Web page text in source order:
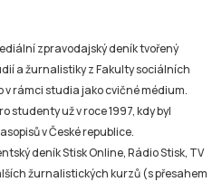
zpravodajský deník tvořený
a žurnalistiky z Fakulty sociálních
rámci studia jako cvičné médium.
studenty už v roce 1997, kdy byl
v České republice.
deník Stisk Online, Rádio Stisk, TV
žurnalistických kurzů (s přesahem